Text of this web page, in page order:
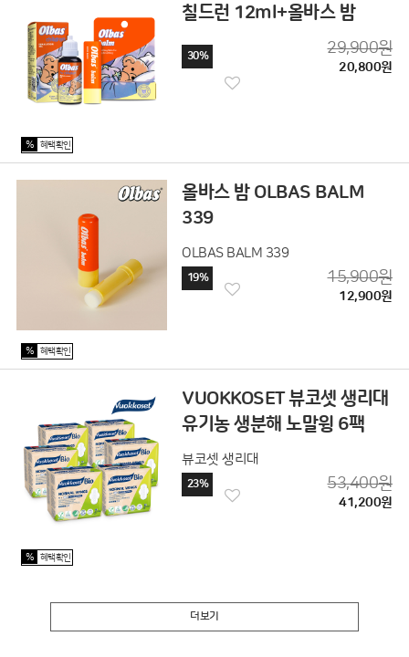
칠드런 12ml+올바스 밤
30% 29,900원
20,800원
% 혜택확인
올바스 밤 OLBAS BALM
339
OLBAS BALM 339
19% 15,900원
12,900원
% 혜택확인
VUOKKOSET 뷰코셋 생리대
유기농 생분해 노말윙 6팩
뷰코셋 생리대
23% 53,400원
41,200원
% 혜택확인
더보기